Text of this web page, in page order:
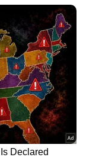
തുടർന്ന്
ഉടനെ
മരിച്ച
പേരും